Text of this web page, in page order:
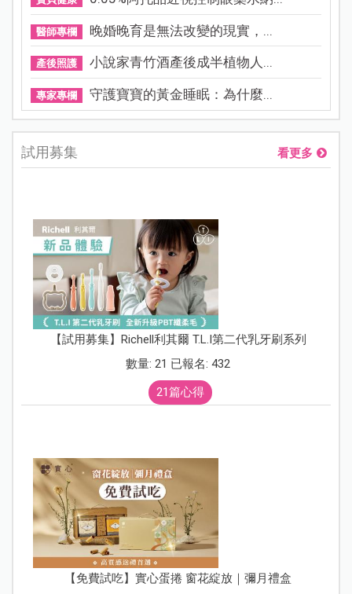
醫師專欄 晚婚晚育是無法改變的現實，...
產後照護 小說家青竹酒產後成半植物人...
專家專欄 守護寶寶的黃金睡眠：為什麼...
試用募集 看更多
【試用募集】Richell利其爾 T.L.I第二代乳牙刷系列
數量: 21 已報名: 432
21篇心得
【免費試吃】實心蛋捲 窗花綻放｜彌月禮盒